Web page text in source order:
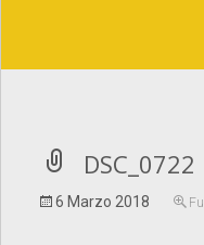
DSC_0722
6 Marzo 2018